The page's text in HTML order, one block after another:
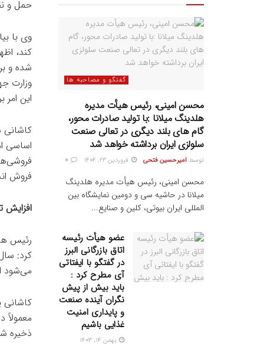
حمل و
وی با
کند،
شده و
وزارت
این
اساسی
فروش
افزایش
رئیس
می‌شود
کاشانی
معمولاً
ذخیره
گفتگو و مصاحبه ها
محسن امینی، رئیس هیأت مدیره
هلدینگ میلانا :با تولید صادرات محور،
گام های بلند دیگری در تعالی صنعت
سلولزی ایران برداشته خواهد شد
توسط امیرحسین فتحی فروردین ۲۳, ۱۴۰۴
محسن امینی، رئیس هیأت مدیره هلدینگ
میلانا در حاشیه سی و دومین نمایشگاه بین
المللی ایران بیوتی، کلین و صنایع...
عضو هیأت رئیسه
اتاق بازرگانی البرز
در گفتگو با ایفتاتی
آی مطرح کرد :
باید بیش از پیش
نگران آینده صنعت
و پایداری امنیت
غذایی باشیم
بهمن ۱۴, ۱۴۰۳